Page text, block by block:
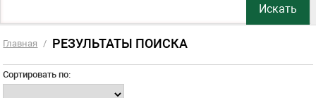
Главная / РЕЗУЛЬТАТЫ ПОИСКА
Сортировать по: